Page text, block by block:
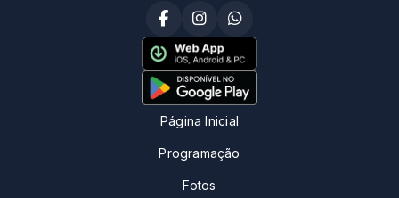
Página Inicial
Programação
Fotos